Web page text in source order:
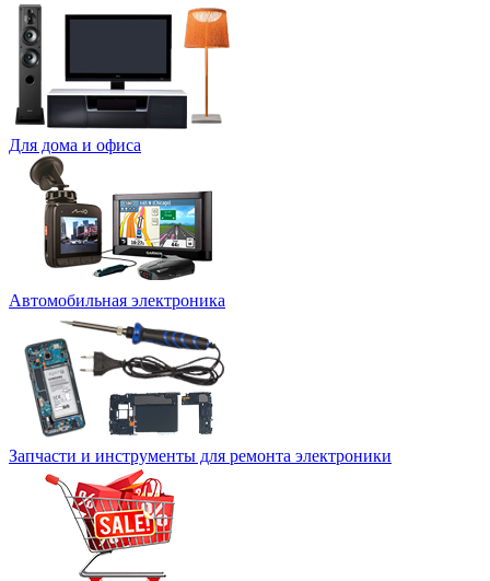
Для дома и офиса
Автомобильная электроника
Запчасти и инструменты для ремонта электроники